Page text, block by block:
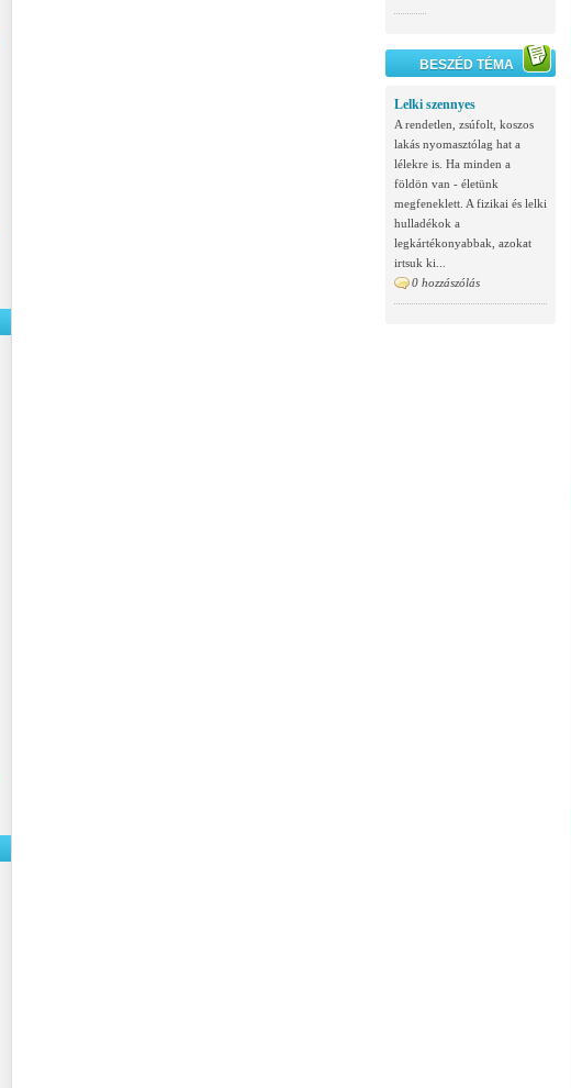
BESZÉD TÉMA
Lelki szennyes
A rendetlen, zsúfolt, koszos
lakás nyomasztólag hat a
lélekre is. Ha minden a
földön van - életünk
megfeneklett. A fizikai és lelki
hulladékok a
legkártékonyabbak, azokat
irtsuk ki...
0 hozzászólás